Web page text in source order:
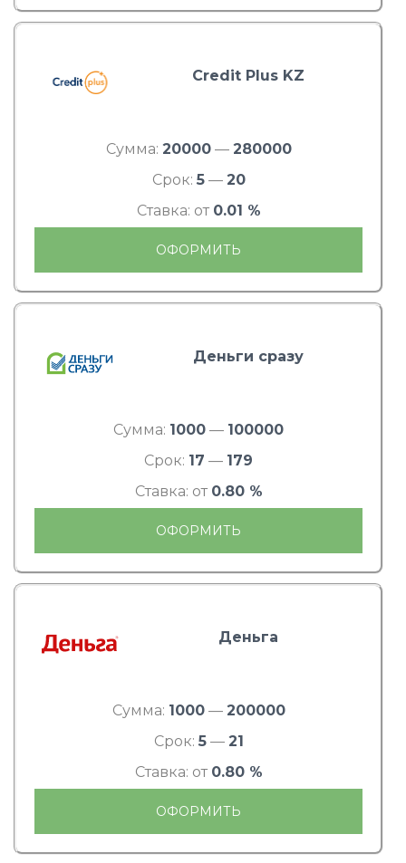
Credit Plus KZ
Сумма: 20000— 280000
Срок: 5— 20
Ставка: от 0.01 %
ОФОРМИТЬ
Деньги сразу
Сумма: 1000 — 100000
Срок: 17 — 179
Ставка: от 0.80 %
ОФОРМИТЬ
Деньга
Сумма: 1000— 200000
Срок: 5— 21
Ставка: от 0.80 %
ОФОРМИТЬ